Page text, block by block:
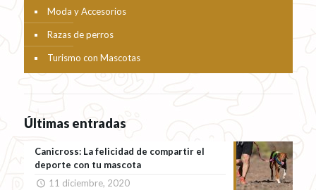
Moda y Accesorios
Razas de perros
Turismo con Mascotas
Últimas entradas
Canicross: La felicidad de compartir el
deporte con tu mascota
11 diciembre, 2020